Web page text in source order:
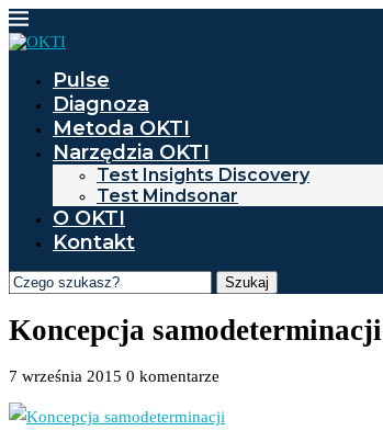
Pulse
Diagnoza
Metoda OKTI
Narzędzia OKTI
Test Insights Discovery
Test Mindsonar
O OKTI
Kontakt
Szukaj
Koncepcja samodeterminacji
7 września 2015 0 komentarze